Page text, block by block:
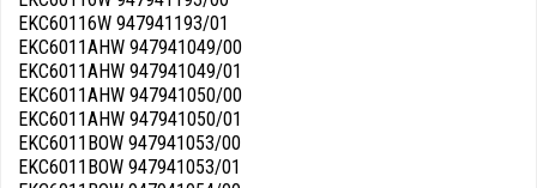
EKC60116W 947941193/01
EKC6011AHW 947941049/00
EKC6011AHW 947941049/01
EKC6011AHW 947941050/00
EKC6011AHW 947941050/01
EKC6011BOW 947941053/00
EKC6011BOW 947941053/01